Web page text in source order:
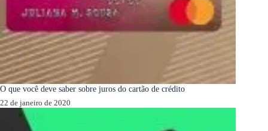
O que você deve saber sobre juros do cartão de crédito
22 de janeiro de 2020